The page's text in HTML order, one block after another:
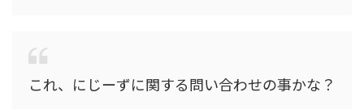
これ、にじーずに関する問い合わせの事かな？